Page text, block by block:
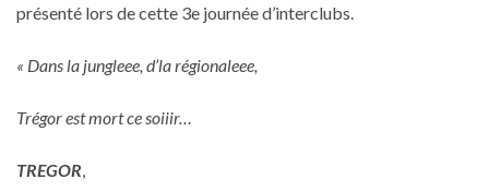
présenté lors de cette 3e journée d’interclubs.
« Dans la jungleee, d’la régionaleee,
Trégor est mort ce soiiir…
TREGOR,